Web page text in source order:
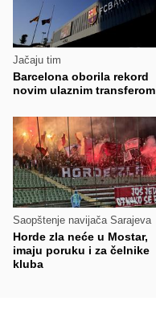
Jačaju tim
Barcelona oborila rekord
novim ulaznim transferom
Saopštenje navijača Sarajeva
Horde zla neće u Mostar,
imaju poruku i za čelnike
kluba